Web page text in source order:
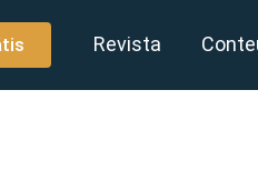
Revista